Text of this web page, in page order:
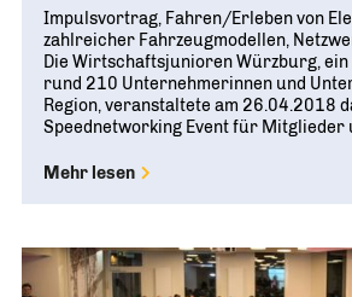
Impulsvortrag, Fahren/Erleben von
zahlreicher Fahrzeugmodellen,
Die Wirtschaftsjunioren Würzburg, ein
rund 210 Unternehmerinnen und
Region, veranstaltete am 26.04.2018
Speednetworking Event für Mitglieder
Mehr lesen